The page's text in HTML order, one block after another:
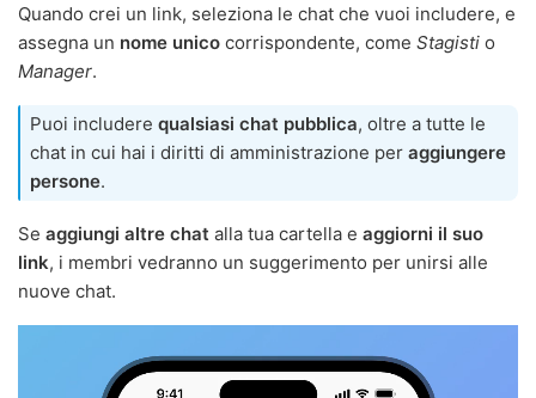
Quando crei un link, seleziona le chat che vuoi includere, e
assegna un nome unico corrispondente, come Stagisti o
Manager.
Puoi includere qualsiasi chat pubblica, oltre a tutte le
chat in cui hai i diritti di amministrazione per aggiungere
persone.
Se aggiungi altre chat alla tua cartella e aggiorni il suo
link, i membri vedranno un suggerimento per unirsi alle
nuove chat.